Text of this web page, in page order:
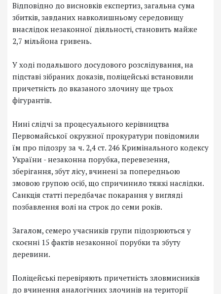
Відповідно до висновків експертиз, загальна сума
збитків, завданих навколишньому середовищу
внаслідок незаконної діяльності, становить майже
2,7 мільйона гривень.
У ході подальшого досудового розслідування, на
підставі зібраних доказів, поліцейські встановили
причетність до вказаного злочину ще трьох
фігурантів.
Нині слідчі за процесуального керівництва
Первомайської окружної прокуратури повідомили
їм про підозру за ч. 2,4 ст. 246 Кримінального кодексу
України - незаконна порубка, перевезення,
зберігання, збут лісу, вчинені за попередньою
змовою групою осіб, що спричинило тяжкі наслідки.
Санкція статті передбачає покарання у вигляді
позбавлення волі на строк до семи років.
Загалом, семеро учасників групи підозрюються у
скоєнні 15 фактів незаконної порубки та збуту
деревини.
Поліцейські перевіряють причетність зловмисників
до вчинення аналогічних злочинів на території